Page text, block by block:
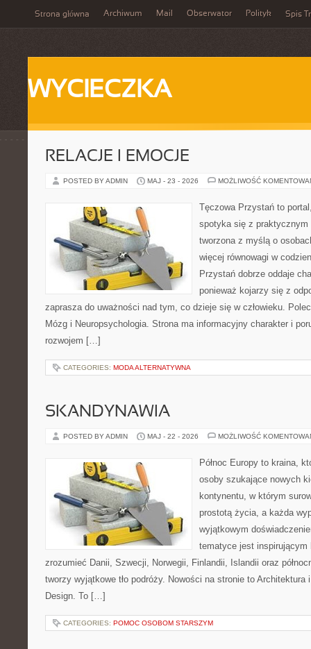
Strona główna Archiwum Mail Obserwator Polityk Spis
WYCIECZKA
RELACJE I EMOCJE
POSTED BY ADMIN MAJ - 23 - 2026 MOŻLIWOŚĆ
Tęczowa Przystań to
spotyka się z praktycznym
tworzona z myślą o
więcej równowagi w
Przystań dobrze oddaje
ponieważ kojarzy się z
zaprasza do uważności nad tym, co dzieje się w człowieku.
Mózg i Neuropsychologia. Strona ma informacyjny charakter i
rozwojem […]
CATEGORIES: MODA ALTERNATYWNA
SKANDYNAWIA
POSTED BY ADMIN MAJ - 22 - 2026 MOŻLIWOŚĆ
Północ Europy to kraina,
osoby szukające nowych
kontynentu, w którym
prostotą życia, a każda
wyjątkowym
tematyce jest inspirującym
zrozumieć Danii, Szwecji, Norwegii, Finlandii, Islandii oraz
tworzy wyjątkowe tło podróży. Nowości na stronie to Architektura
Design. To […]
CATEGORIES: POMOC OSOBOM STARSZYM